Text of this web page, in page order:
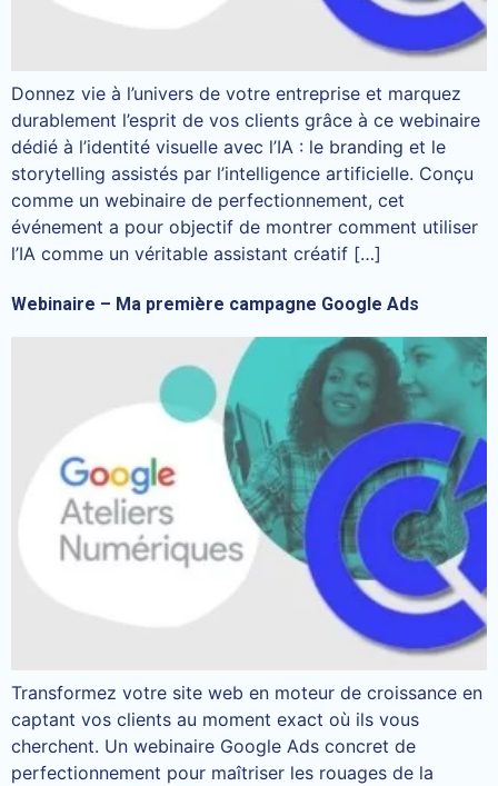
Donnez vie à l’univers de votre entreprise et marquez
durablement l’esprit de vos clients grâce à ce webinaire
dédié à l’identité visuelle avec l’IA : le branding et le
storytelling assistés par l’intelligence artificielle. Conçu
comme un webinaire de perfectionnement, cet
événement a pour objectif de montrer comment utiliser
l’IA comme un véritable assistant créatif […]
Webinaire – Ma première campagne Google Ads
Transformez votre site web en moteur de croissance en
captant vos clients au moment exact où ils vous
cherchent. Un webinaire Google Ads concret de
perfectionnement pour maîtriser les rouages de la